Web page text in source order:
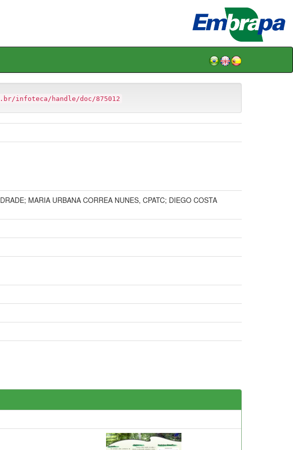
infoteca/handle/doc/875012
MARIA URBANA CORREA NUNES, CPATC; DIEGO COSTA